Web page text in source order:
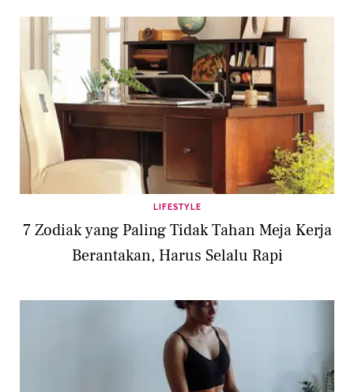
LIFESTYLE
7 Zodiak yang Paling Tidak Tahan Meja Kerja
Berantakan, Harus Selalu Rapi